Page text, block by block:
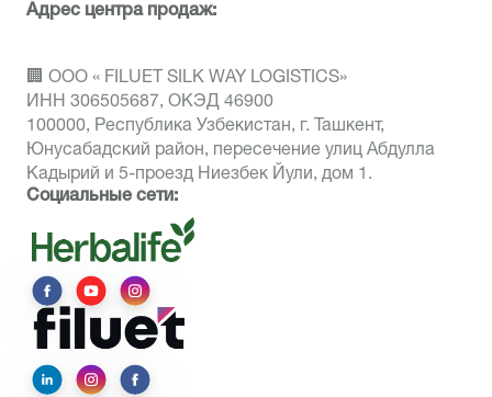
Адрес центра продаж:
🏢 ООО « FILUET SILK WAY LOGISTICS»
ИНН 306505687, ОКЭД 46900
100000, Республика Узбекистан, г. Ташкент,
Юнусабадский район, пересечение улиц Абдулла
Кадырий и 5-проезд Ниезбек Йули, дом 1.
Социальные сети: